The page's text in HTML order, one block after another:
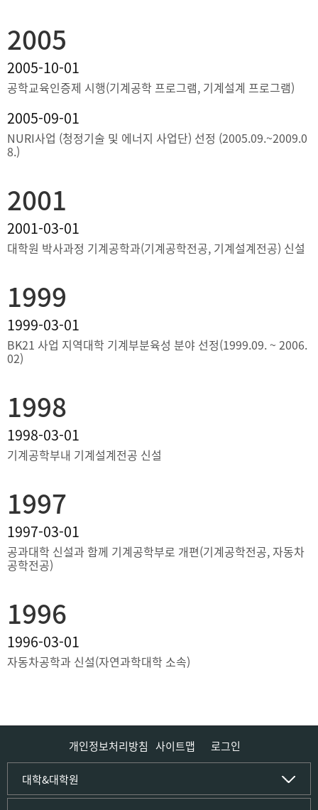
2005
2005-10-01
공학교육인증제 시행(기계공학 프로그램, 기계설계 프로그램)
2005-09-01
NURI사업 (청정기술 및 에너지 사업단) 선정 (2005.09.~2009.0
8.)
2001
2001-03-01
대학원 박사과정 기계공학과(기계공학전공, 기계설계전공) 신설
1999
1999-03-01
BK21 사업 지역대학 기계부분육성 분야 선정(1999.09. ~ 2006.
02)
1998
1998-03-01
기계공학부내 기계설계전공 신설
1997
1997-03-01
공과대학 신설과 함께 기계공학부로 개편(기계공학전공, 자동차
공학전공)
1996
1996-03-01
자동차공학과 신설(자연과학대학 소속)
개인정보처리방침 사이트맵 로그인
대학&대학원
인문사회·IT대학
인문·문화학부